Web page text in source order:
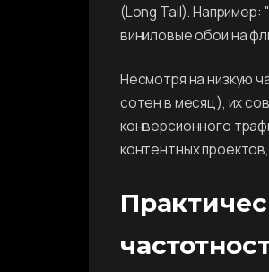
(Long Tail). Например:
виниловые обои на
Несмотря на низкую
сотен в месяц), их
конверсионного
контентных